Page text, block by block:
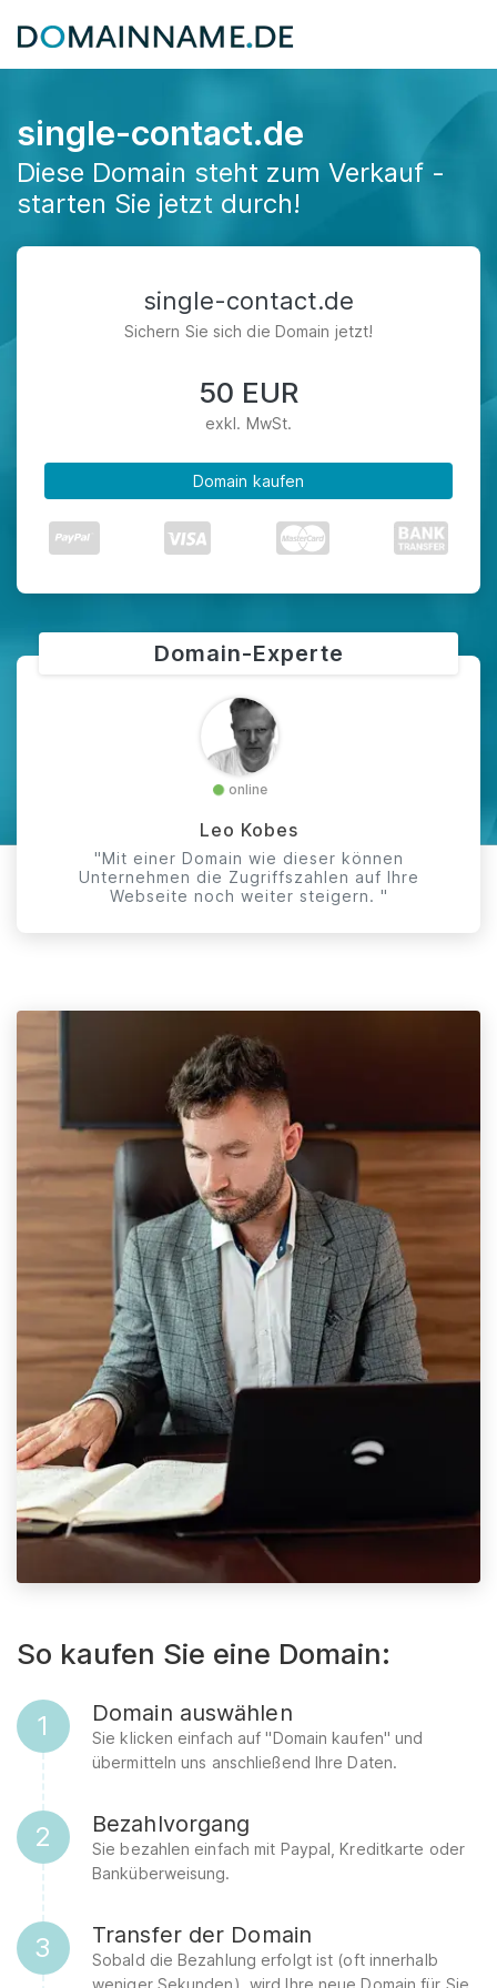
single-contact.de
Diese Domain steht zum Verkauf -
starten Sie jetzt durch!
single-contact.de
Sichern Sie sich die Domain jetzt!
50 EUR
exkl. MwSt.
Domain kaufen
Domain-Experte
online
Leo Kobes
"Mit einer Domain wie dieser können
Unternehmen die Zugriffszahlen auf Ihre
Webseite noch weiter steigern. "
So kaufen Sie eine Domain:
1 Domain auswählen
Sie klicken einfach auf "Domain kaufen" und
übermitteln uns anschließend Ihre Daten.
2 Bezahlvorgang
Sie bezahlen einfach mit Paypal, Kreditkarte oder
Banküberweisung.
3 Transfer der Domain
Sobald die Bezahlung erfolgt ist (oft innerhalb
weniger Sekunden), wird Ihre neue Domain für Sie